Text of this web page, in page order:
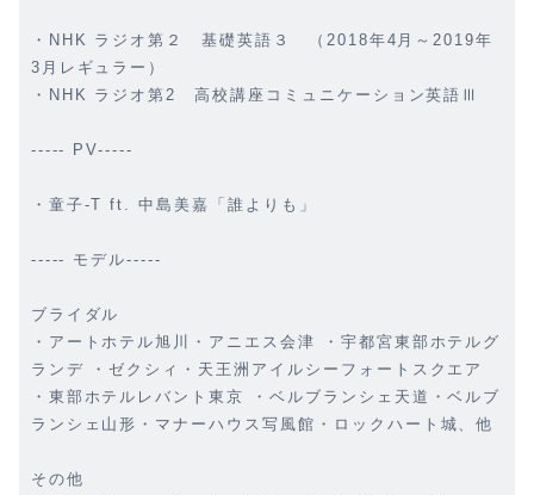
・NHK ラジオ第２ 基礎英語３ （2018年4月～2019年
3月レギュラー）
・NHK ラジオ第2 高校講座コミュニケーション英語Ⅲ
----- PV-----
・童子-T ft. 中島美嘉「誰よりも」
----- モデル-----
ブライダル
・アートホテル旭川・アニエス会津 ・宇都宮東部ホテルグ
ランデ ・ゼクシィ・天王洲アイルシーフォートスクエア
・東部ホテルレバント東京 ・ベルブランシェ天道・ベルブ
ランシェ山形・マナーハウス写風館・ロックハート城、他
その他